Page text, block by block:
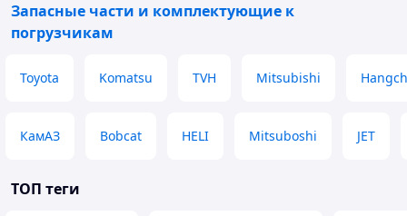
Запасные части и комплектующие к
погрузчикам
Toyota Komatsu TVH Mitsubishi
КамАЗ Bobcat HELI Mitsuboshi JET
ТОП теги